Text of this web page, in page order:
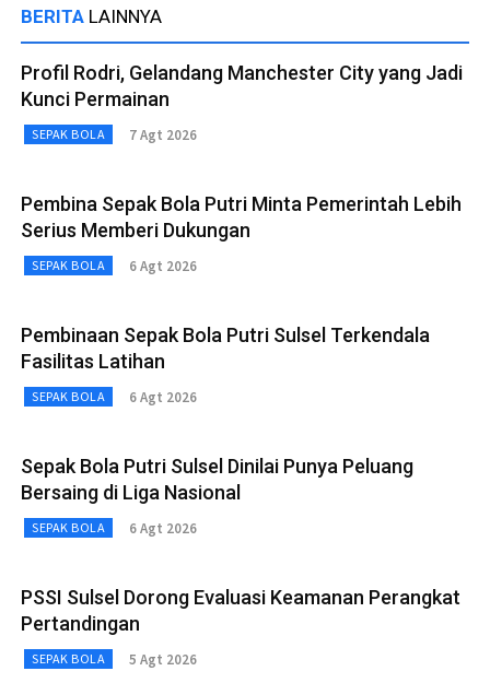
BERITA LAINNYA
Profil Rodri, Gelandang Manchester City yang Jadi
Kunci Permainan
SEPAK BOLA 7 Agt 2026
Pembina Sepak Bola Putri Minta Pemerintah Lebih
Serius Memberi Dukungan
SEPAK BOLA 6 Agt 2026
Pembinaan Sepak Bola Putri Sulsel Terkendala
Fasilitas Latihan
SEPAK BOLA 6 Agt 2026
Sepak Bola Putri Sulsel Dinilai Punya Peluang
Bersaing di Liga Nasional
SEPAK BOLA 6 Agt 2026
PSSI Sulsel Dorong Evaluasi Keamanan Perangkat
Pertandingan
SEPAK BOLA 5 Agt 2026